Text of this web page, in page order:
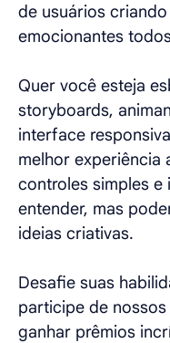
de usuários
emocionantes
Quer você esteja
storyboards,
interface
melhor experiência
controles simples
entender, mas
ideias criativas.
Desafie suas
participe de
ganhar prêmios